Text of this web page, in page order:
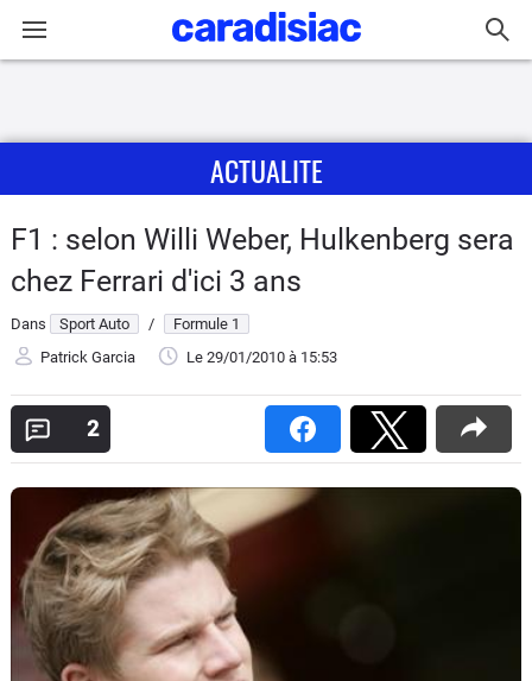
Actu
Essais
Guide
Electriques
Utilitaires
Flottes
Auto
Services
ACTUALITE
F1 : selon Willi Weber, Hulkenberg sera
chez Ferrari d'ici 3 ans
Dans Sport Auto /
Formule 1
Patrick Garcia
Le 29/01/2010 à 15:53
2